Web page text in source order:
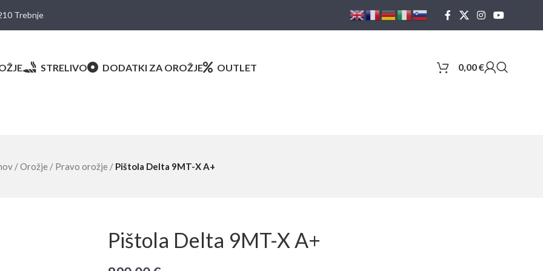
Trebnje
STRELIVO DODATKI ZA OROŽJE OUTLET 0,00€
/Orožje / Pravo orožje / Pištola Delta 9MT-X A+
Pištola Delta 9MT-X A+